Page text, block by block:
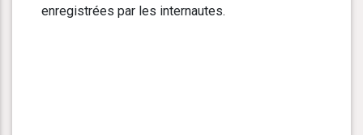
enregistrées par les internautes.